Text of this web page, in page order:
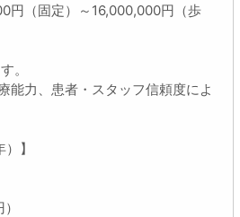
円（固定）～16,000,000円（歩
。
能力、患者・スタッフ信頼度によ
】